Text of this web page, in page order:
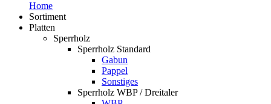
Home
Sortiment
Platten
Sperrholz
Sperrholz Standard
Gabun
Pappel
Sonstiges
Sperrholz WBP / Dreitaler